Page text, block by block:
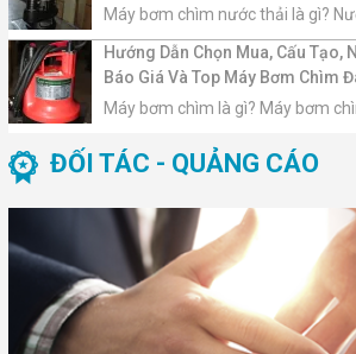
Máy bơm chìm nước thải là gì?
Hướng Dẫn Chọn Mua, Cấu Tạo,
Báo Giá Và Top Máy Bơm Chìm
Máy bơm chìm là gì? Máy bơm
ĐỐI TÁC - QUẢNG CÁO